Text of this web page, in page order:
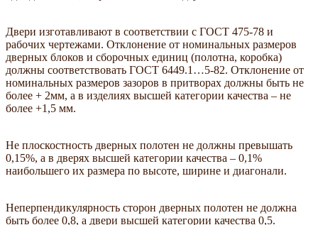
Двери изготавливают в соответствии с ГОСТ 475-78 и
рабочих чертежами. Отклонение от номинальных размеров
дверных блоков и сборочных единиц (полотна, коробка)
должны соответствовать ГОСТ 6449.1…5-82. Отклонение от
номинальных размеров зазоров в притворах должны быть не
более + 2мм, а в изделиях высшей категории качества – не
более +1,5 мм.
Не плоскостность дверных полотен не должны превышать
0,15%, а в дверях высшей категории качества – 0,1%
наибольшего их размера по высоте, ширине и диагонали.
Неперпендикулярность сторон дверных полотен не должна
быть более 0,8, а двери высшей категории качества 0,5.